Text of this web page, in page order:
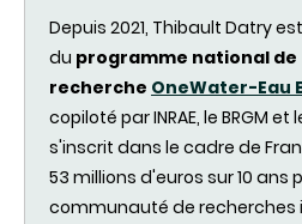
Depuis 2021, Thibault Datry
du programme national de
recherche OneWater-Eau
copiloté par INRAE, le BRGM et
s'inscrit dans le cadre de
53 millions d'euros sur 10 ans
communauté de recherches